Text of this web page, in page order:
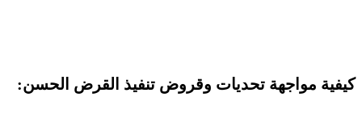
كيفية مواجهة تحديات وقروض تنفيذ القرض الحسن: